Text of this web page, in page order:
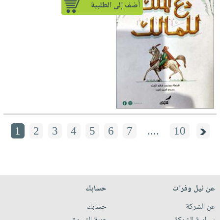
أضف إلى الطلبية
1 2 3 4 5 6 7 .... 10
عن نيل وفرات
عن الشركة
حسابك
حسابك